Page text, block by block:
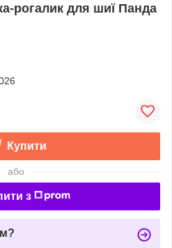
рогалик для шиї Панда
Купити
або
з